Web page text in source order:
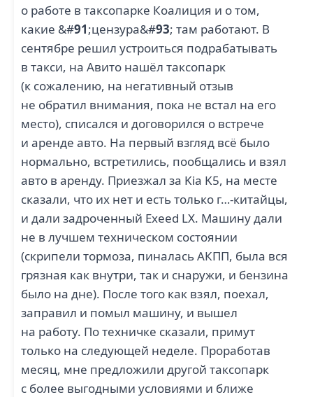
о работе в таксопарке Коалиция и о том,
какие &#91;цензура&#93; там работают. В
сентябре решил устроиться подрабатывать
в такси, на Авито нашёл таксопарк
(к сожалению, на негативный отзыв
не обратил внимания, пока не встал на его
место), списался и договорился о встрече
и аренде авто. На первый взгляд всё было
нормально, встретились, пообщались и взял
авто в аренду. Приезжал за Kia K5, на месте
сказали, что их нет и есть только г…-китайцы,
и дали задроченный Exeed LX. Машину дали
не в лучшем техническом состоянии
(скрипели тормоза, пиналась АКПП, была вся
грязная как внутри, так и снаружи, и бензина
было на дне). После того как взял, поехал,
заправил и помыл машину, и вышел
на работу. По техничке сказали, примут
только на следующей неделе. Проработав
месяц, мне предложили другой таксопарк
с более выгодными условиями и ближе